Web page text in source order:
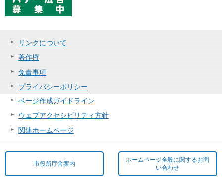
リンクについて
著作権
免責事項
プライバシーポリシー
ページ作成ガイドライン
ウェブアクセシビリティ方針
関連ホームページ
市役所庁舎案内
ホームページ全般に関するお問
い合わせ